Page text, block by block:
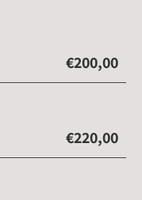
€200,00
€220,00